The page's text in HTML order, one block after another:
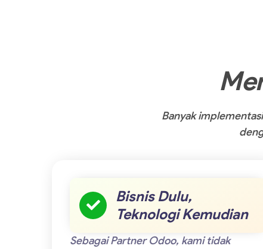
Banyak
Bisnis Dulu,
Teknologi Kemudian
Sebagai Partner Odoo, kami tidak